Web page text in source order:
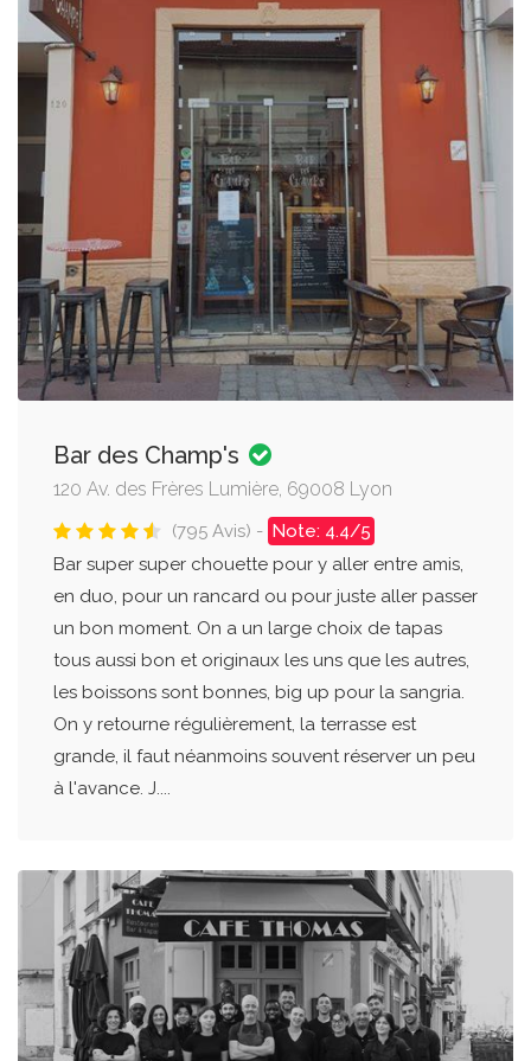
Bar des Champ's
120 Av. des Frères Lumière, 69008 Lyon
(795 Avis) - Note: 4.4/5
Bar super super chouette pour y aller entre amis,
en duo, pour un rancard ou pour juste aller passer
un bon moment. On a un large choix de tapas
tous aussi bon et originaux les uns que les autres,
les boissons sont bonnes, big up pour la sangria.
On y retourne régulièrement, la terrasse est
grande, il faut néanmoins souvent réserver un peu
à l'avance. J....